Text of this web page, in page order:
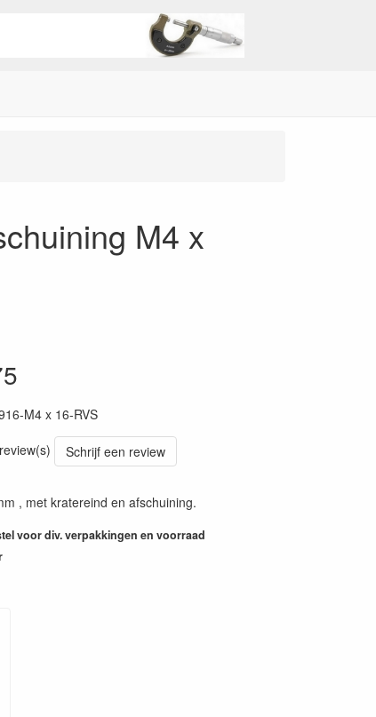
M4 x
M4 x 16-RVS
Schrijf een review
, met kratereind en afschuining.
voor div. verpakkingen en voorraad